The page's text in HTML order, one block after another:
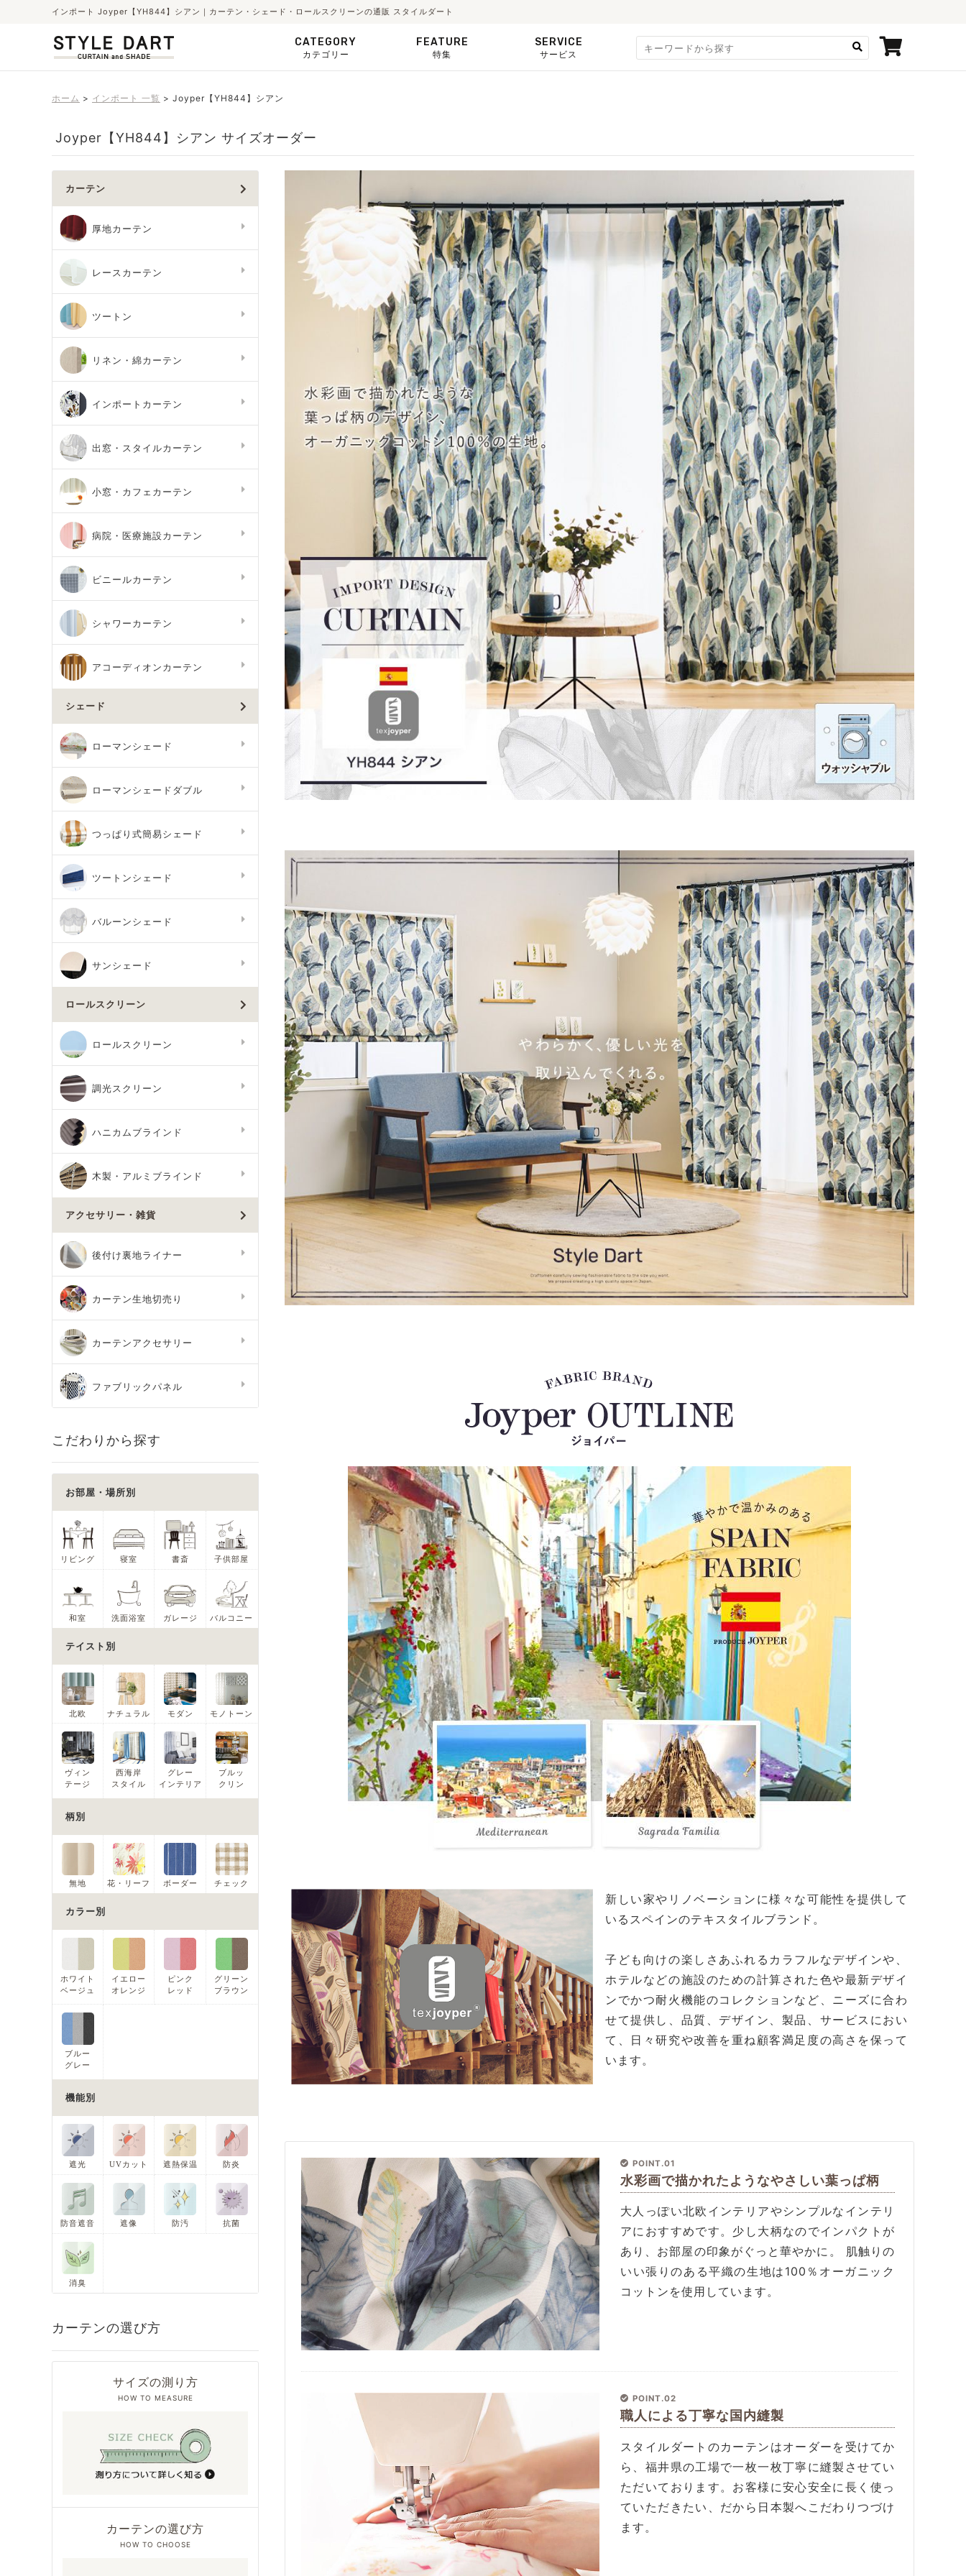
インポート Joyper【YH844】シアン｜カーテン・シェード・ロールスクリーンの通販 スタイルダート
CATEGORY
カテゴリー
FEATURE
特集
SERVICE
サービス
ホーム インポート 一覧 Joyper【YH844】シアン
Joyper【YH844】シアン サイズオーダー
新しい家やリノベーションに様々な可能性を提供して
いるスペインのテキスタイルブランド。
子ども向けの楽しさあふれるカラフルなデザインや、
ホテルなどの施設のための計算された色や最新デザイ
ンでかつ耐火機能のコレクションなど、ニーズに合わ
せて提供し、品質、デザイン、製品、サービスにおい
て、日々研究や改善を重ね顧客満足度の高さを保って
います。
POINT.01
水彩画で描かれたようなやさしい葉っぱ柄
大人っぽい北欧インテリアやシンプルなインテリ
アにおすすめです。少し大柄なのでインパクトが
あり、お部屋の印象がぐっと華やかに。 肌触りの
いい張りのある平織の生地は100％オーガニック
コットンを使用しています。
POINT.02
職人による丁寧な国内縫製
スタイルダートのカーテンはオーダーを受けてか
ら、福井県の工場で一枚一枚丁寧に縫製させてい
ただいております。お客様に安心安全に長く使っ
ていただきたい、だから日本製へこだわりつづけ
ます。
カーテン
厚地カーテン
レースカーテン
ツートン
リネン・綿カーテン
インポートカーテン
出窓・スタイルカーテン
小窓・カフェカーテン
病院・医療施設カーテン
ビニールカーテン
シャワーカーテン
アコーディオンカーテン
シェード
ローマンシェード
ローマンシェードダブル
つっぱり式簡易シェード
ツートンシェード
バルーンシェード
サンシェード
ロールスクリーン
ロールスクリーン
調光スクリーン
ハニカムブラインド
木製・アルミブラインド
アクセサリー・雑貨
後付け裏地ライナー
カーテン生地切売り
カーテンアクセサリー
ファブリックパネル
こだわりから探す
お部屋・場所別
リビング 寝室 書斎 子供部屋
和室 洗面浴室 ガレージ バルコニー
テイスト別
北欧 ナチュラル モダン モノトーン
ヴィン
テージ
西海岸
スタイル
グレー
インテリア
ブルッ
クリン
柄別
無地 花・リーフ ボーダー チェック
カラー別
ホワイト
ベージュ
イエロー
オレンジ
ピンク
レッド
グリーン
ブラウン
ブルー
グレー
機能別
遮光 UVカット 遮熱保温 防炎
防音遮音 遮像 防汚 抗菌
消臭
カーテンの選び方
サイズの測り方
HOW TO MEASURE
カーテンの選び方
HOW TO CHOOSE